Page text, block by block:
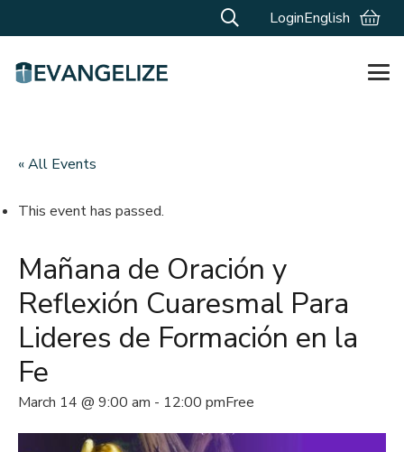
LoginEnglish
« All Events
This event has passed.
Mañana de Oración y
Reflexión Cuaresmal Para
Lideres de Formación en la
Fe
March 14 @ 9:00 am - 12:00 pmFree